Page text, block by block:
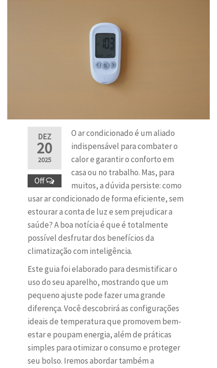
DEZ
20
2025
Off
O ar condicionado é um aliado
indispensável para combater o
calor e garantir o conforto em
casa ou no trabalho. Mas, para
muitos, a dúvida persiste: como
usar ar condicionado de forma eficiente, sem
estourar a conta de luz e sem prejudicar a
saúde? A boa notícia é que é totalmente
possível desfrutar dos benefícios da
climatização com inteligência.
Este guia foi elaborado para desmistificar o
uso do seu aparelho, mostrando que um
pequeno ajuste pode fazer uma grande
diferença. Você descobrirá as configurações
ideais de temperatura que promovem bem-
estar e poupam energia, além de práticas
simples para otimizar o consumo e proteger
seu bolso. Iremos abordar também a